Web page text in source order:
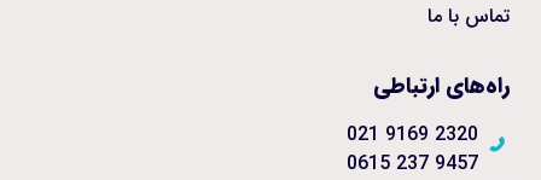
تماس با ما
راه‌های ارتباطی
2320 9169 021
9457 237 0615